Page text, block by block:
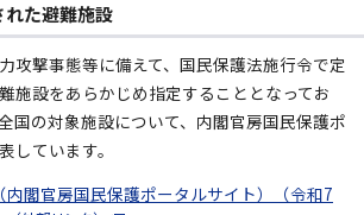
た避難施設
攻撃事態等に備えて、国民保護法施行令で定
施設をあらかじめ指定することとなってお
国の対象施設について、内閣官房国民保護ポ
しています。
閣官房国民保護ポータルサイト）（令和7